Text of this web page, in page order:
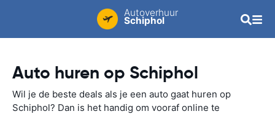
Autoverhuur
Schiphol
Auto huren op Schiphol
Wil je de beste deals als je een auto gaat huren op
Schiphol? Dan is het handig om vooraf online te